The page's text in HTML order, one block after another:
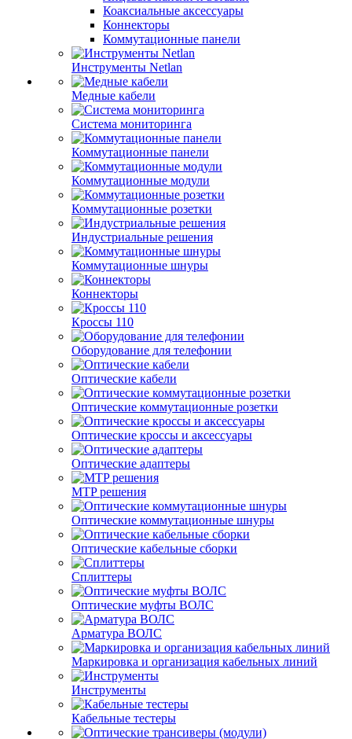
Коаксиальные аксессуары
Коннекторы
Коммутационные панели
Инструменты Netlan
Медные кабели
Система мониторинга
Коммутационные панели
Коммутационные модули
Коммутационные розетки
Индустриальные решения
Коммутационные шнуры
Коннекторы
Кроссы 110
Оборудование для телефонии
Оптические кабели
Оптические коммутационные розетки
Оптические кроссы и аксессуары
Оптические адаптеры
MTP решения
Оптические коммутационные шнуры
Оптические кабельные сборки
Сплиттеры
Оптические муфты ВОЛС
Арматура ВОЛС
Маркировка и организация кабельных линий
Инструменты
Кабельные тестеры